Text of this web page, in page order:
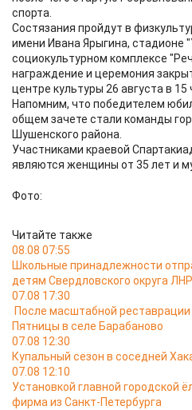
спорта.
Состязания пройдут в
имени Ивана Ярыгина, стадионе
социокультурном комплексе
награждение и церемония
центре культуры 26 августа в 15
Напомним, что победителем
общем зачете стали команды
Шушенского района.
Участниками краевой
являются женщины от 35 лет и
Фото:
Читайте также
08.08 07:55
Школьные принадлежности
детям Свердловского округа ЛНР
07.08 17:30
После масштабной
Пятницы в селе Барабаново
07.08 12:30
Купальный сезон в соседней
07.08 12:10
Установкой главной городской
фирма из Санкт-Петербурга